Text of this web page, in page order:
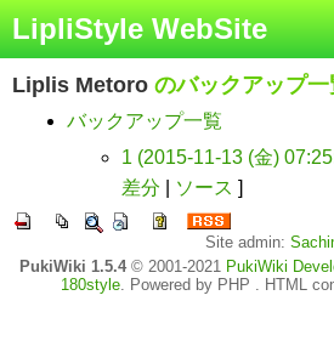
LipliStyle WebSite
Liplis Metoro のバックアップ一
バックアップ一覧
1 (2015-11-13 (金)
差分
ソース ]
Site admin:
PukiWiki 1.5.4© 2001-2021 PukiWiki
180style. Powered by PHP . HTML